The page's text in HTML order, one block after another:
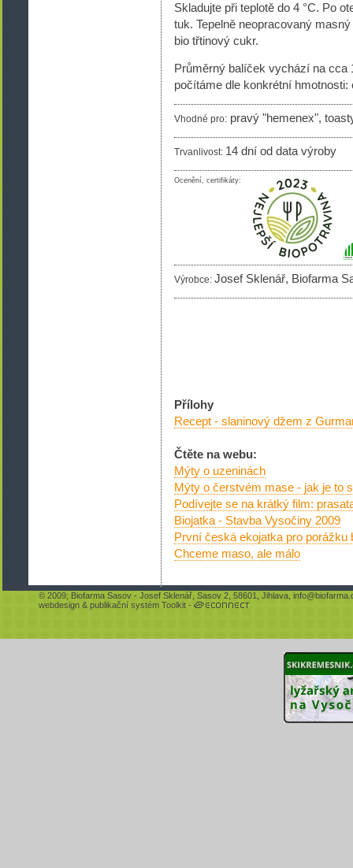
Skladujte při teplotě do 4 °C. Po
tuk. Tepelně neopracovaný
bio třtinový cukr.
Průměrný balíček vychází na cca
počítáme dle konkrétní hmotnosti:
Vhodné pro: pravý "hemenex",
Trvanlivost: 14 dní od data výroby
Ocenění, certifikáty:
Výrobce: Josef Sklenář, Biofarma
Přílohy
Recept - slaninový džem z
Čtěte na webu:
Mýty o uzeninách
Mýty o čerstvém mase - jak je to
Podívejte se na krátký film:
Biojatka - Stavba Vysočiny 2009
První česká ekojatka pro porážku
Chceme maso, ale málo
© 2009; Biofarma Sasov - Josef Sklenář, Sasov 2, 58601, Jihlava,
webdesign & publikační systém Toolkit -